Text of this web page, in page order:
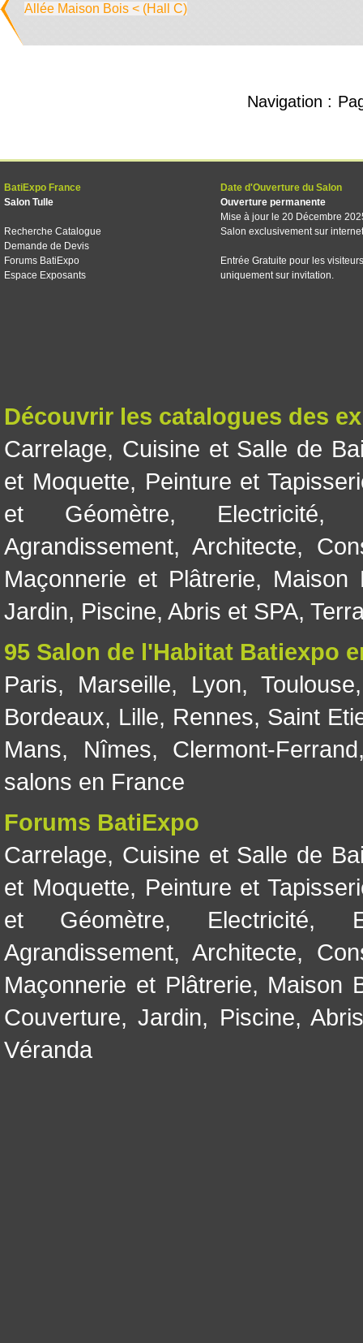
Allée Maison Bois < (Hall C)
Navigation :
BatiExpo France
Salon Tulle
Recherche Catalogue
Demande de Devis
Forums BatiExpo
Espace Exposants
Date d'Ouverture du Salon
Ouverture permanente
Mise à jour le 20 Décembre
Salon exclusivement sur internet
Entrée Gratuite pour les visiteurs
uniquement sur invitation.
Découvrir les catalogues des
Carrelage, Cuisine et Salle de
et Moquette, Peinture et
et Géomètre, Electricité
Agrandissement, Architecte,
Maçonnerie et Plâtrerie, Maison
Jardin, Piscine, Abris et SPA,
95 Salon de l'Habitat Batiexpo
Paris, Marseille, Lyon, Toulouse
Bordeaux, Lille, Rennes, Saint
Mans, Nîmes, Clermont-Ferrand
salons en France
Forums BatiExpo
Carrelage, Cuisine et Salle de
et Moquette, Peinture et
et Géomètre, Electricité,
Agrandissement, Architecte,
Maçonnerie et Plâtrerie, Maison
Couverture,Jardin, Piscine,
Véranda